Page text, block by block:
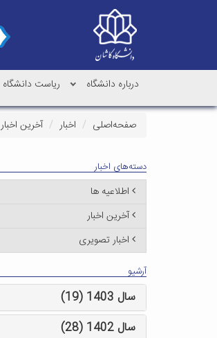
درباره دانشگاه ریاست دانشگاه
صفحه‌اصلی اخبار آخرین اخبار
دسته‌های اخبار
اطلاعیه ها
آخرین اخبار
اخبار تصویری
آرشیو
سال 1403 (19)
سال 1402 (28)